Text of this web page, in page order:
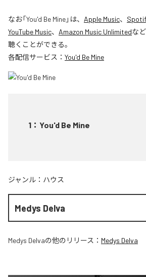
なお「You'd Be Mine」は、 Apple Music、
YouTube Music、 Amazon Music Unlimitedな
聴くことができる。
各配信サービス： You'd Be Mine
1 ： You'd Be Mine
ジャンル： ハウス
Medys Delva
Medys Delvaの他のリリース： Medys Delva